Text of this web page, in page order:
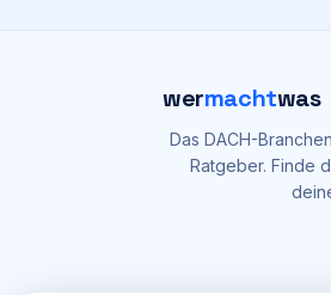
wermachtwas
Das DACH-
Ratgeber. Finde